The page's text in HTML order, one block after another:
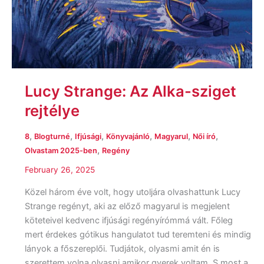
Lucy Strange: Az Alka-sziget
rejtélye
8, Blogturné, Ifjúsági, Könyvajánló, Magyarul, Női író,
Olvastam 2025-ben, Regény
February 26, 2025
Közel három éve volt, hogy utoljára olvashattunk Lucy
Strange regényt, aki az előző magyarul is megjelent
köteteivel kedvenc ifjúsági regényírómmá vált. Főleg
mert érdekes gótikus hangulatot tud teremteni és mindig
lányok a főszereplői. Tudjátok, olyasmi amit én is